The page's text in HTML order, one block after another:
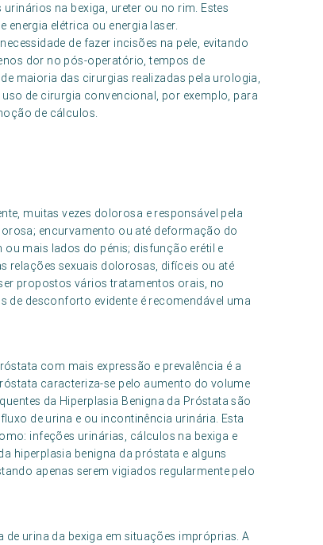
na bexiga, ureter ou no rim. Estes
elétrica ou energia laser.
de fazer incisões na pele, evitando
dor no pós-operatório, tempos de
maioria das cirurgias realizadas pela urologia,
de cirurgia convencional, por exemplo, para
de cálculos.
muitas vezes dolorosa e responsável pela
encurvamento ou até deformação do
ou mais lados do pénis; disfunção erétil e
relações sexuais dolorosas, difíceis ou até
propostos vários tratamentos orais, no
de desconforto evidente é recomendável uma
com mais expressão e prevalência é a
caracteriza-se pelo aumento do volume
da Hiperplasia Benigna da Próstata são
de urina e ou incontinência urinária. Esta
infeções urinárias, cálculos na bexiga e
hiperplasia benigna da próstata e alguns
apenas serem vigiados regularmente pelo
urina da bexiga em situações impróprias. A